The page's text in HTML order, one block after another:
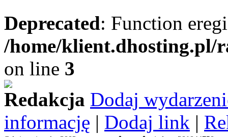
Deprecated: Function
/home/
on line 3
Redakcja Dodaj
informację | Dodaj link |